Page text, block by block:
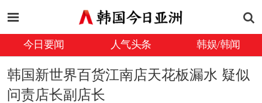
今日要闻 人气头条 韩娱/韩闻
韩国新世界百货江南店天花板漏水 疑似
问责店长副店长